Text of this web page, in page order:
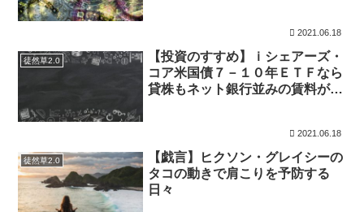
2021.06.18
徒然草2.0
【投資のすすめ】ｉシェアーズ・
コア米国債７－１０年ＥＴＦなら
貸株もネット銀行並みの賃料が貰
2021.06.18
徒然草2.0
【戯言】ヒクソン・グレイシーの
タコの動きで肩こりを予防する
日々